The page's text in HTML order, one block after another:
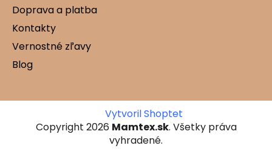
Doprava a platba
Kontakty
Vernostné zľavy
Blog
Vytvoril Shoptet
Copyright 2026 Mamtex.sk. Všetky práva
vyhradené.